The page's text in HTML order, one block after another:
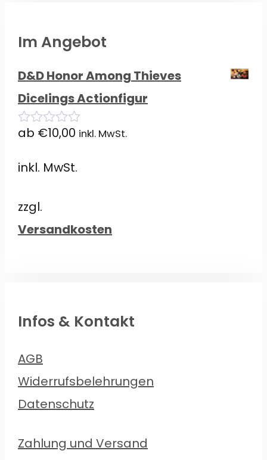
Im Angebot
D&D Honor Among Thieves
Dicelings Actionfigur
0
ab €10,00 inkl. MwSt.
inkl. MwSt.
zzgl.
Versandkosten
Infos & Kontakt
AGB
Widerrufsbelehrungen
Datenschutz
Zahlung und Versand